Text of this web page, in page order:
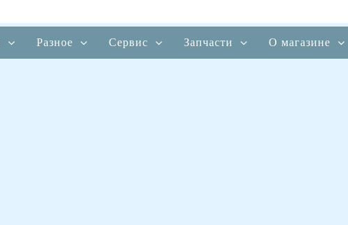
Разное Сервис Запчасти О магазине